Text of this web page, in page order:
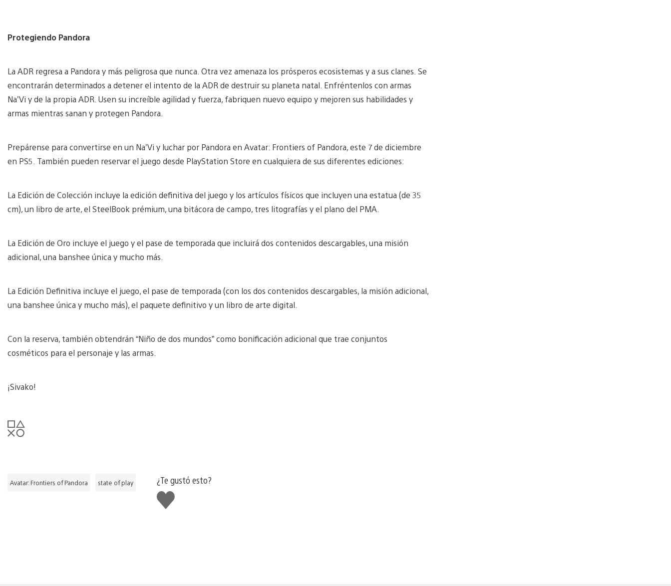
Protegiendo Pandora
La ADR regresa a Pandora y más peligrosa que nunca. Otra vez amenaza los prósperos ecosistemas y a sus clanes. Se
encontrarán determinados a detener el intento de la ADR de destruir su planeta natal. Enfréntenlos con armas
Na’Vi y de la propia ADR. Usen su increíble agilidad y fuerza, fabriquen nuevo equipo y mejoren sus habilidades y
armas mientras sanan y protegen Pandora.
Prepárense para convertirse en un Na’Vi y luchar por Pandora en Avatar: Frontiers of Pandora, este 7 de diciembre
en PS5. También pueden reservar el juego desde PlayStation Store en cualquiera de sus diferentes ediciones:
La Edición de Colección incluye la edición definitiva del juego y los artículos físicos que incluyen una estatua (de 35
cm), un libro de arte, el SteelBook prémium, una bitácora de campo, tres litografías y el plano del PMA.
La Edición de Oro incluye el juego y el pase de temporada que incluirá dos contenidos descargables, una misión
adicional, una banshee única y mucho más.
La Edición Definitiva incluye el juego, el pase de temporada (con los dos contenidos descargables, la misión adicional,
una banshee única y mucho más), el paquete definitivo y un libro de arte digital.
Con la reserva, también obtendrán “Niño de dos mundos” como bonificación adicional que trae conjuntos
cosméticos para el personaje y las armas.
¡Sivako!
Avatar: Frontiers of Pandora state of play
¿Te gustó esto?
Me
gusta